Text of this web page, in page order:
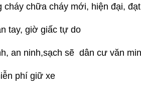
cháy chữa cháy mới, hiện đại,
tay, giờ giấc tự do
an ninh,sạch sẽ dân cư văn
phí giữ xe